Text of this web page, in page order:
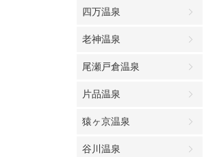
四万温泉
老神温泉
尾瀬戸倉温泉
片品温泉
猿ヶ京温泉
谷川温泉